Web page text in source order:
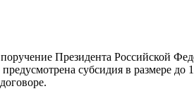
Президента Российской
субсидия в размере до